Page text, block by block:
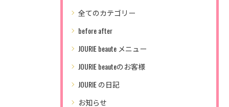
全てのカテゴリー
before after
JOURIE beaute メニュー
JOURIE beauteのお客様
JOURIE の日記
お知らせ